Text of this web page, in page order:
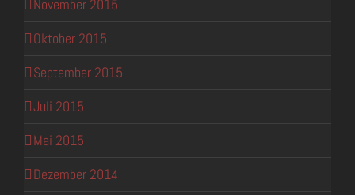
November 2015
Oktober 2015
September 2015
Juli 2015
Mai 2015
Dezember 2014